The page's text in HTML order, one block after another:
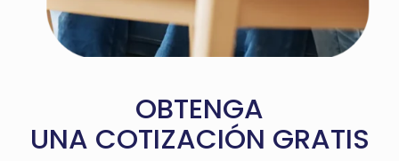
OBTENGA
UNA COTIZACIÓN GRATIS